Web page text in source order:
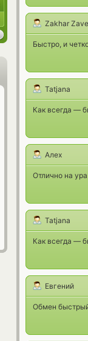
Zakhar
Быстро, и
Tatjana
Как всегда —
Алех
Отлично на
Tatjana
Как всегда —
Евгений
Обмен